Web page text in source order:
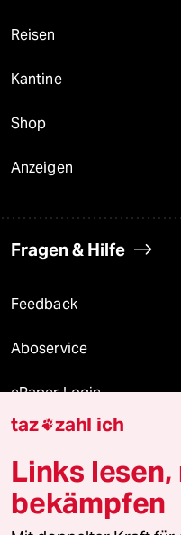
Reisen
Kantine
Shop
Anzeigen
Fragen & Hilfe
Feedback
Aboservice
ePaper Login
Downloads für
© 2026 taz Verlags und
taz zahl ich
Links
bekämpfen